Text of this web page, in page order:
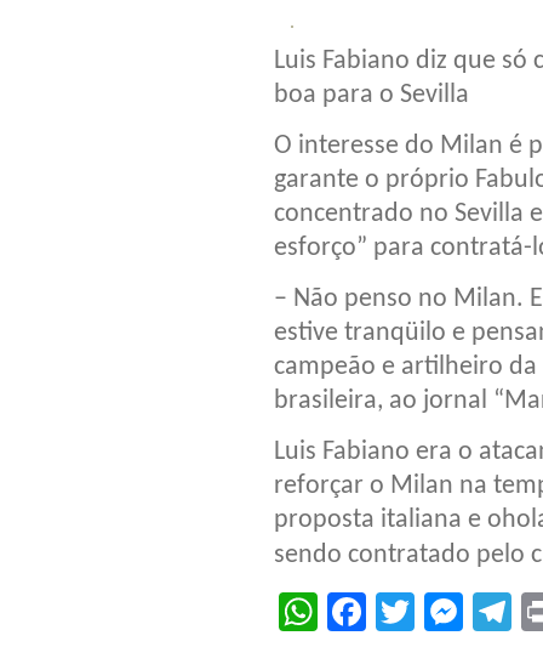
Luis Fabiano diz que
boa para o Sevilla
O interesse do Milan é
garante o próprio
concentrado no Sevilla
esforço” para contratá-
– Não penso no Milan.
estive tranqüilo e
campeão e artilheiro da
brasileira, ao jornal
Luis Fabiano era o
reforçar o Milan na
proposta italiana e
sendo contratado pelo
WhatsApp
Facebook
Twitter